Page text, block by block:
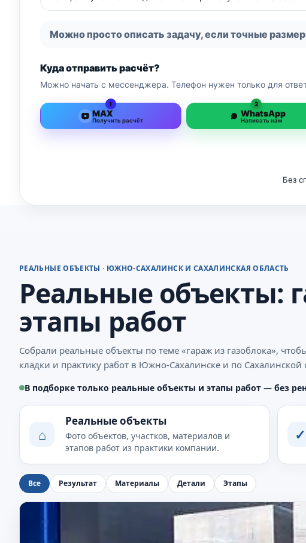
Можно просто описать задачу, если точные
Куда отправить расчёт?
Можно начать с мессенджера. Телефон нужен только для
1
MAX
Получить расчёт
2
WhatsApp
Написать нам
Без
РЕАЛЬНЫЕ ОБЪЕКТЫ · ЮЖНО-САХАЛИНСК И САХАЛИНСКАЯ ОБЛАСТЬ
Реальные объекты:
этапы работ
Собрали реальные объекты по теме «гараж из газоблока»,
кладки и практику работ в Южно-Сахалинске и по Сахалинской
В подборке только реальные объекты и этапы работ — без
⌂
Реальные объекты
Фото объектов, участков, материалов и
этапов работ из практики компании.
✓
Все Результат Материалы Детали Этапы